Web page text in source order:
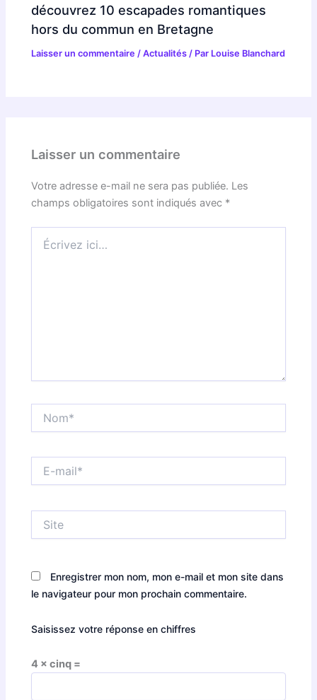
découvrez 10 escapades romantiques
hors du commun en Bretagne
Laisser un commentaire /Actualités / Par Louise Blanchard
Laisser un commentaire
Votre adresse e-mail ne sera pas publiée. Les
champs obligatoires sont indiqués avec *
ici…
mail*
Enregistrer mon nom, mon e-mail et mon site dans
le navigateur pour mon prochain commentaire.
Saisissez votre réponse en chiffres
4 × cinq =